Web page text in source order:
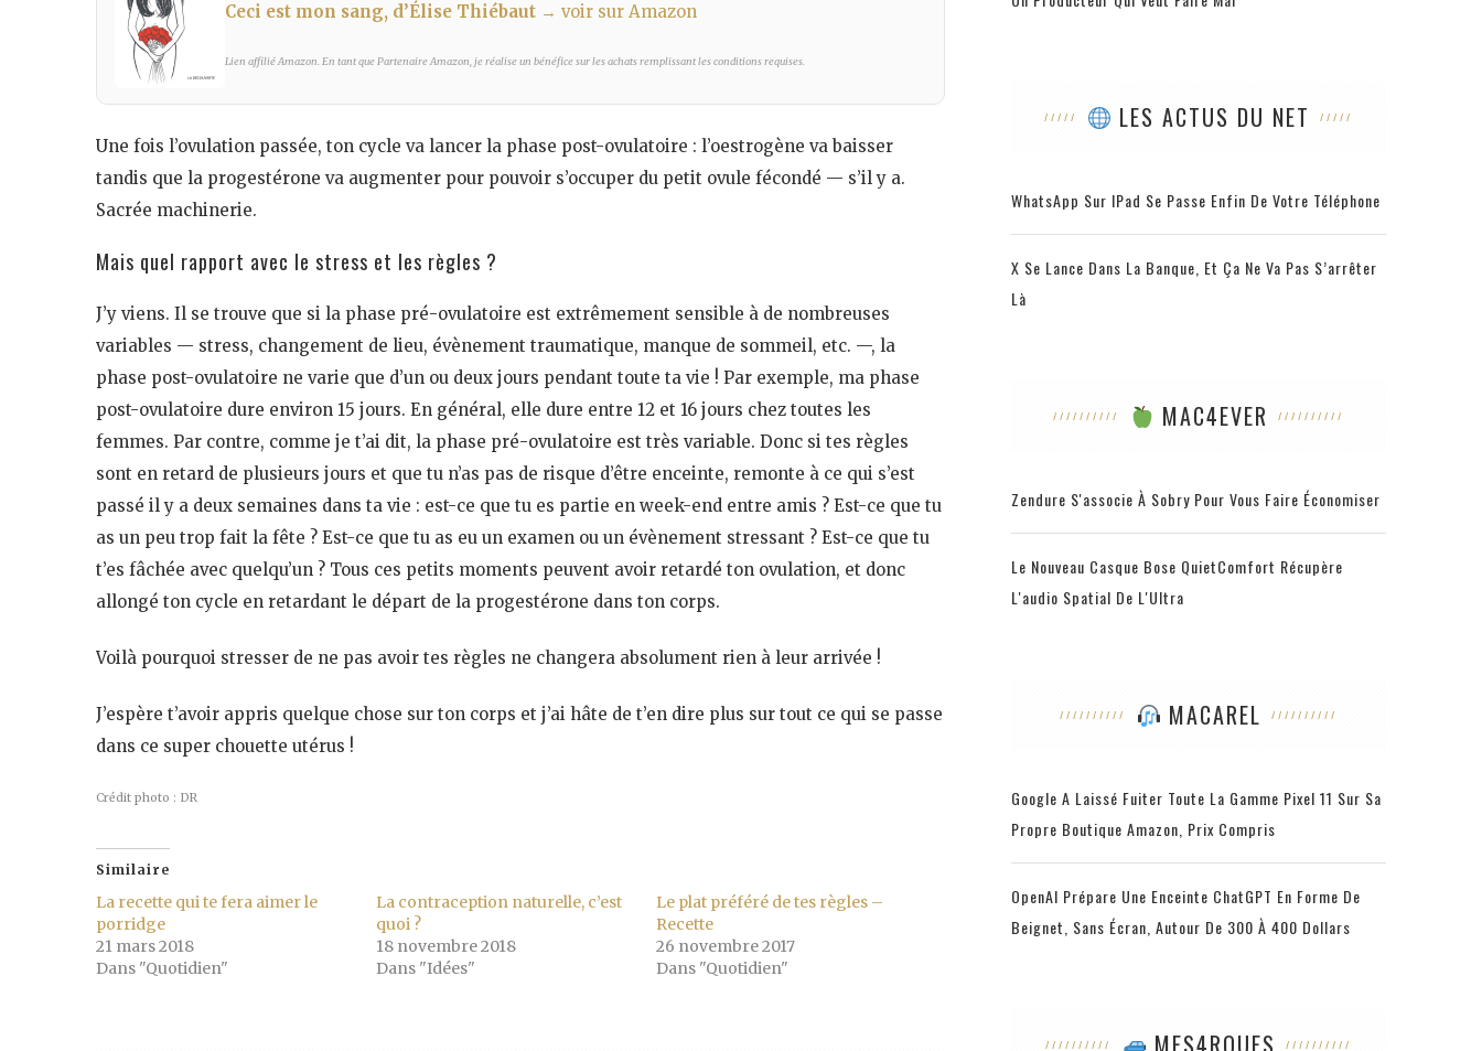
Ceci est mon sang, d’Élise Thiébaut → voir sur Amazon
Lien affilié Amazon. En tant que Partenaire Amazon, je réalise un bénéfice sur les achats remplissant les conditions requises.
Une fois l’ovulation passée, ton cycle va lancer la phase post-ovulatoire : l’oestrogène va baisser
tandis que la progestérone va augmenter pour pouvoir s’occuper du petit ovule fécondé — s’il y a.
Sacrée machinerie.
Mais quel rapport avec le stress et les règles ?
J’y viens. Il se trouve que si la phase pré-ovulatoire est extrêmement sensible à de nombreuses
variables — stress, changement de lieu, évènement traumatique, manque de sommeil, etc. —, la
phase post-ovulatoire ne varie que d’un ou deux jours pendant toute ta vie ! Par exemple, ma phase
post-ovulatoire dure environ 15 jours. En général, elle dure entre 12 et 16 jours chez toutes les
femmes. Par contre, comme je t’ai dit, la phase pré-ovulatoire est très variable. Donc si tes règles
sont en retard de plusieurs jours et que tu n’as pas de risque d’être enceinte, remonte à ce qui s’est
passé il y a deux semaines dans ta vie : est-ce que tu es partie en week-end entre amis ? Est-ce que tu
as un peu trop fait la fête ? Est-ce que tu as eu un examen ou un évènement stressant ? Est-ce que tu
t’es fâchée avec quelqu’un ? Tous ces petits moments peuvent avoir retardé ton ovulation, et donc
allongé ton cycle en retardant le départ de la progestérone dans ton corps.
Voilà pourquoi stresser de ne pas avoir tes règles ne changera absolument rien à leur arrivée !
J’espère t’avoir appris quelque chose sur ton corps et j’ai hâte de t’en dire plus sur tout ce qui se passe
dans ce super chouette utérus !
Crédit photo : DR
Similaire
La recette qui te fera aimer le
porridge
21 mars 2018
Dans "Quotidien"
La contraception naturelle, c’est
quoi ?
18 novembre 2018
Dans "Idées"
Le plat préféré de tes règles –
Recette
26 novembre 2017
Dans "Quotidien"
LES ACTUS DU NET
WhatsApp Sur IPad Se Passe Enfin De Votre Téléphone
X Se Lance Dans La Banque, Et Ça Ne Va Pas S’arrêter
Là
MAC4EVER
Zendure S'associe À Sobry Pour Vous Faire Économiser
Le Nouveau Casque Bose QuietComfort Récupère
L'audio Spatial De L'Ultra
MACAREL
Google A Laissé Fuiter Toute La Gamme Pixel 11 Sur Sa
Propre Boutique Amazon, Prix Compris
OpenAI Prépare Une Enceinte ChatGPT En Forme De
Beignet, Sans Écran, Autour De 300 À 400 Dollars
MES4ROUES